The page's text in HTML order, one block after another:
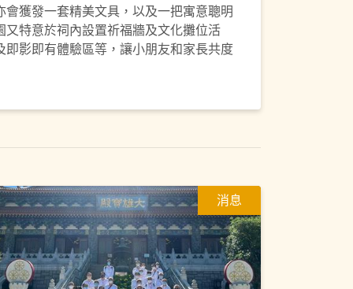
獲發一套精美文具，以及一把寓意聰明
特意於祠內設置祈福牆及文化攤位活
影即有體驗區等，讓小朋友和家長共度
消息